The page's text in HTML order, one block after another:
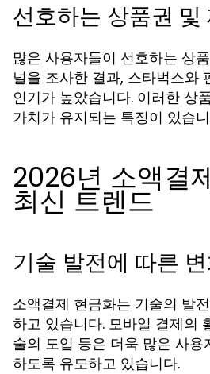
선호하는 상품권 및
많은 사용자들이 선호하는 상
널을 조사한 결과, 스타벅스와
인기가 높았습니다. 이러한 상
가치가 유지되는 특징이 있습
2026년 소액결
최신 트렌드
기술 발전에 따른
소액결제 현금화는 기술의 발
하고 있습니다. 모바일 결제의
술의 도입 등은 더욱 많은 사용
하도록 유도하고 있습니다.